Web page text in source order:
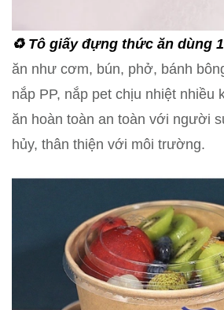
♻️ Tô giấyđựng thức ăn dùng
ăn như cơm, bún, phở, bánh
nắp PP, nắp pet chịu nhiệt
ăn hoàn toàn an toàn với người
hủy, thân thiện với môi trường.